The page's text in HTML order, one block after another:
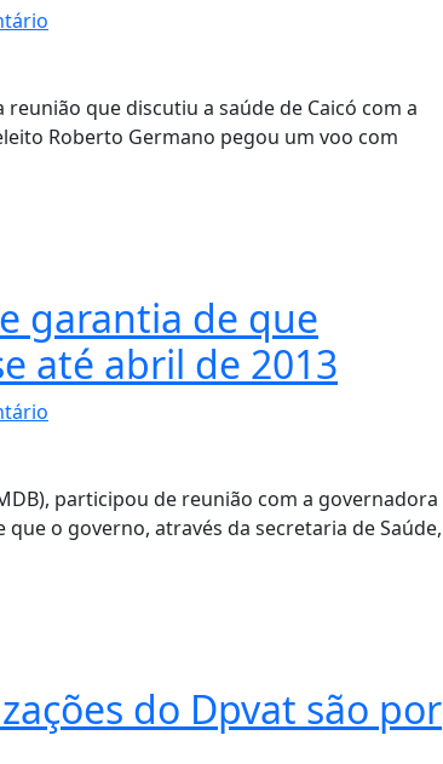
que discutiu a saúde de Caicó com a
Roberto Germano pegou um voo com
garantia de que
até abril de 2013
participou de reunião com a governadora
que o governo, através da secretaria de Saúde,
do Dpvat são por